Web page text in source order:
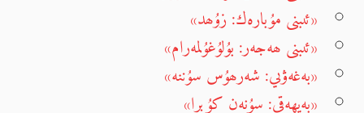
«ئىبنى مۇبارەك: زۇھد»
«ئىبنى ھەجەر: بۇلۇغۇلمەرام»
«بەغەۋىي: شەرھۇس سۇننە»
«بەيھەقى: سۇنەن كۇبرا»